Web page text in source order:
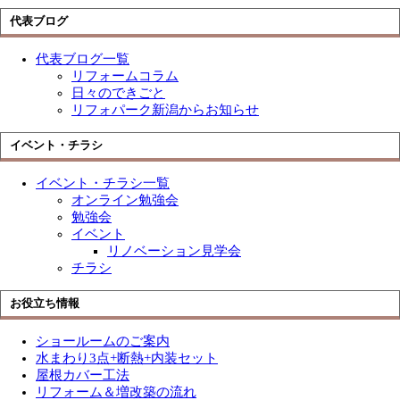
代表ブログ
代表ブログ一覧
リフォームコラム
日々のできごと
リフォパーク新潟からお知らせ
イベント・チラシ
イベント・チラシ一覧
オンライン勉強会
勉強会
イベント
リノベーション見学会
チラシ
お役立ち情報
ショールームのご案内
水まわり3点+断熱+内装セット
屋根カバー工法
リフォーム＆増改築の流れ